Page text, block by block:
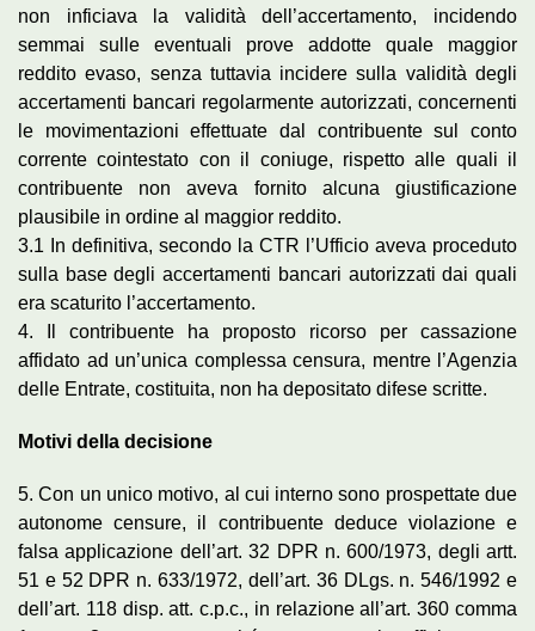
non inficiava la validità dell’accertamento, incidendo
semmai sulle eventuali prove addotte quale maggior
reddito evaso, senza tuttavia incidere sulla validità degli
accertamenti bancari regolarmente autorizzati, concernenti
le movimentazioni effettuate dal contribuente sul conto
corrente cointestato con il coniuge, rispetto alle quali il
contribuente non aveva fornito alcuna giustificazione
plausibile in ordine al maggior reddito.
3.1 In definitiva, secondo la CTR l’Ufficio aveva proceduto
sulla base degli accertamenti bancari autorizzati dai quali
era scaturito l’accertamento.
4. Il contribuente ha proposto ricorso per cassazione
affidato ad un’unica complessa censura, mentre l’Agenzia
delle Entrate, costituita, non ha depositato difese scritte.
Motivi della decisione
5. Con un unico motivo, al cui interno sono prospettate due
autonome censure, il contribuente deduce violazione e
falsa applicazione dell’art. 32 DPR n. 600/1973, degli artt.
51 e 52 DPR n. 633/1972, dell’art. 36 DLgs. n. 546/1992 e
dell’art. 118 disp. att. c.p.c., in relazione all’art. 360 comma